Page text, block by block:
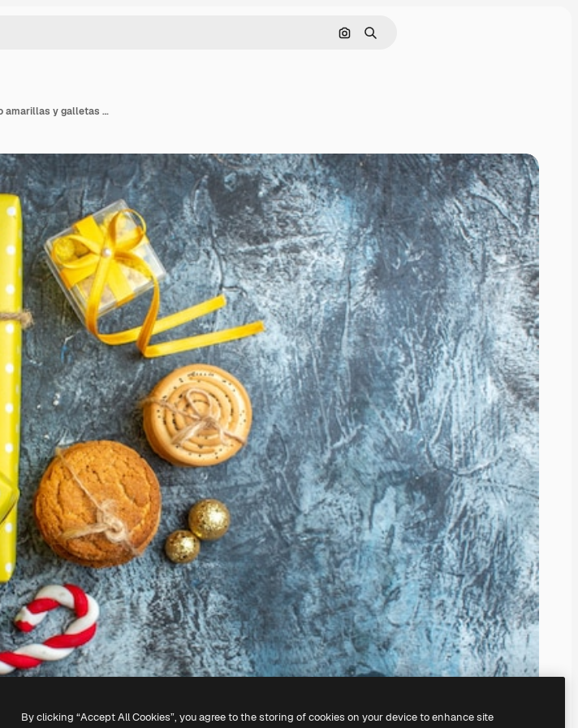
Buscar por imagen
Buscar
Vista anterior del fondo de Navidad con cajas de regalo amarillas y galletas sobre fondo oscuro
By clicking “Accept All Cookies”, you agree to the storing of cookies on your device to enhance site